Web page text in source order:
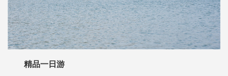
精品一日游